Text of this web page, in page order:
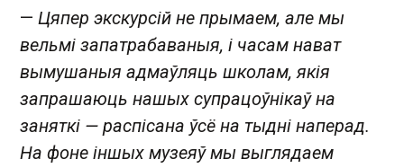
— Цяпер экскурсій не прымаем, але мы
вельмі запатрабаваныя, і часам нават
вымушаныя адмаўляць школам, якія
запрашаюць нашых супрацоўнікаў на
заняткі — распісана ўсё на тыдні наперад.
На фоне іншых музеяў мы выглядаем